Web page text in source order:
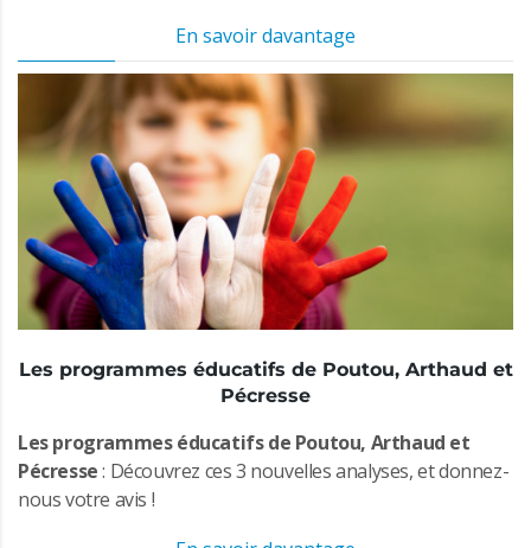
En savoir davantage
Les programmes éducatifs de Poutou, Arthaud et
Pécresse
Les programmes éducatifs de Poutou, Arthaud et
Pécresse: Découvrez ces 3 nouvelles analyses, et donnez-
nous votre avis !